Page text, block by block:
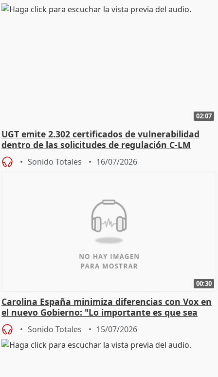
02:07
UGT emite 2.302 certificados de vulnerabilidad
dentro de las solicitudes de regulación C-LM
Sonido Totales 16/07/2026
00:30
Carolina España minimiza diferencias con Vox en
el nuevo Gobierno: "Lo importante es que sea
una leg
Sonido Totales 15/07/2026